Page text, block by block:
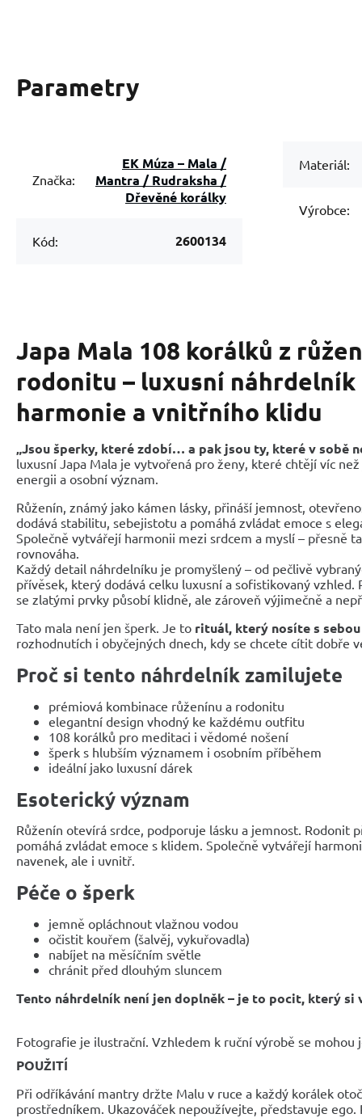
Parametry
Značka:
EK Múza – Mala /
Mantra / Rudraksha /
Dřevěné korálky
Kód: 2600134
Materiál:
Výrobce:
Japa Mala 108 korálků z
rodonitu – luxusní náhrdelník
harmonie a vnitřního klidu
„Jsou šperky, které zdobí… a pak jsou ty, které v sobě
luxusní Japa Mala je vytvořená pro ženy, které chtějí víc
energii a osobní význam.
Růženín, známý jako kámen lásky, přináší jemnost,
dodává stabilitu, sebejistotu a pomáhá zvládat emoce s
Společně vytvářejí harmonii mezi srdcem a myslí – přesně
rovnováha.
Každý detail náhrdelníku je promyšlený – od pečlivě
přívěsek, který dodává celku luxusní a sofistikovaný
se zlatými prvky působí klidně, ale zároveň výjimečně a
Tato mala není jen šperk. Je to rituál, který nosíte s sebou
rozhodnutích i obyčejných dnech, kdy se chcete cítit dobře
Proč si tento náhrdelník zamilujete
prémiová kombinace růženínu a rodonitu
elegantní design vhodný ke každému outfitu
108 korálků pro meditaci i vědomé nošení
šperk s hlubším významem i osobním příběhem
ideální jako luxusní dárek
Esoterický význam
Růženín otevírá srdce, podporuje lásku a jemnost. Rodonit
pomáhá zvládat emoce s klidem. Společně vytvářejí
navenek, ale i uvnitř.
Péče o šperk
jemně opláchnout vlažnou vodou
očistit kouřem (šalvěj, vykuřovadla)
nabíjet na měsíčním světle
chránit před dlouhým sluncem
Tento náhrdelník není jen doplněk – je to pocit, který si
Fotografie je ilustrační. Vzhledem k ruční výrobě se
POUŽITÍ
Při odříkávání mantry držte Malu v ruce a každý korálek
prostředníkem. Ukazováček nepoužívejte, představuje